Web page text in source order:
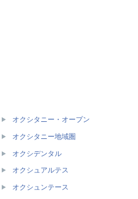
オクシタニー・オープン
オクシタニー地域圏
オクシデンタル
オクシュアルテス
オクシュンテース